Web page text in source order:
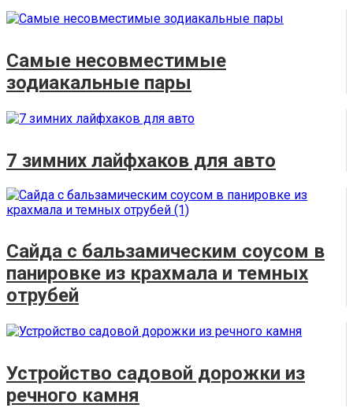
Самые несовместимые
зодиакальные пары
7 зимних лайфхаков для авто
Сайда с бальзамическим соусом в
панировке из крахмала и темных
отрубей
Устройство садовой дорожки из
речного камня